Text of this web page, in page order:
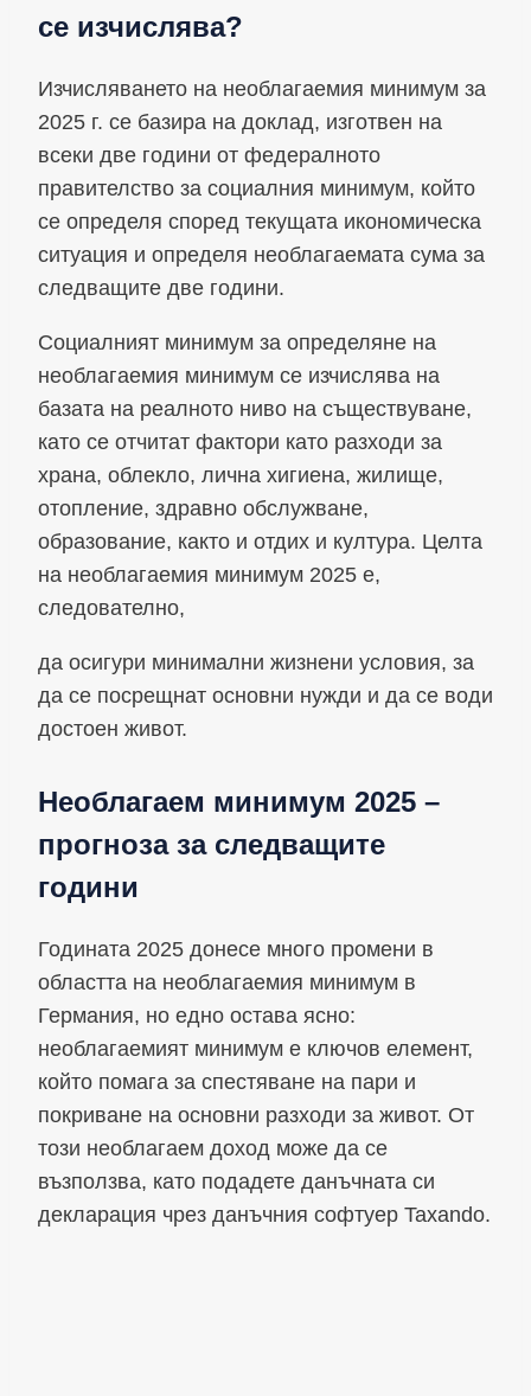
се изчислява?
Изчисляването на необлагаемия минимум за
2025 г. се базира на доклад, изготвен на
всеки две години от федералното
правителство за социалния минимум, който
се определя според текущата икономическа
ситуация и определя необлагаемата сума за
следващите две години.
Социалният минимум за определяне на
необлагаемия минимум се изчислява на
базата на реалното ниво на съществуване,
като се отчитат фактори като разходи за
храна, облекло, лична хигиена, жилище,
отопление, здравно обслужване,
образование, както и отдих и култура. Целта
на необлагаемия минимум 2025 е,
следователно,
да осигури минимални жизнени условия, за
да се посрещнат основни нужди и да се води
достоен живот.
Необлагаем минимум 2025 –
прогноза за следващите
години
Годината 2025 донесе много промени в
областта на необлагаемия минимум в
Германия, но едно остава ясно:
необлагаемият минимум е ключов елемент,
който помага за спестяване на пари и
покриване на основни разходи за живот. От
този необлагаем доход може да се
възползва, като подадете данъчната си
декларация чрез данъчния софтуер Taxando.